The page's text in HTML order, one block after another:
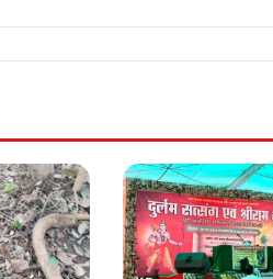
b
s
e
c
e
o
k
t
a
a
m